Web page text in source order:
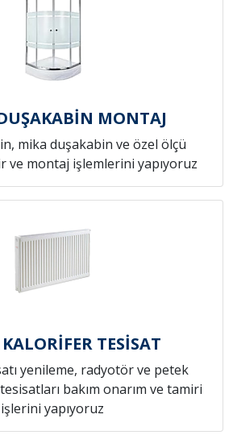
MONTAJ
mika duşakabin ve özel ölçü
ve montaj işlemlerini yapıyoruz
TESİSAT
yenileme, radyotör ve petek
bakım onarım ve tamiri
işlerini yapıyoruz